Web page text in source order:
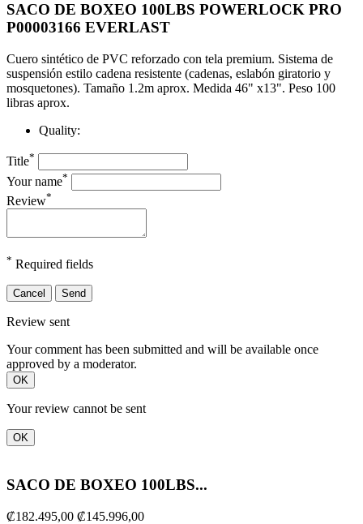
SACO DE BOXEO 100LBS POWERLOCK PRO
P00003166 EVERLAST
Cuero sintético de PVC reforzado con tela premium. Sistema de
suspensión estilo cadena resistente (cadenas, eslabón giratorio y
mosquetones). Tamaño 1.2m aprox. Medida 46" x13". Peso 100
libras aprox.
Quality:
Title*
Your name*
Review*
* Required fields
Cancel Send
Review sent
Your comment has been submitted and will be available once
approved by a moderator.
OK
Your review cannot be sent
OK
SACO DE BOXEO 100LBS...
₡182.495,00 ₡145.996,00